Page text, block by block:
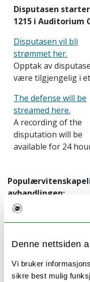
Denne nettsiden
Vi bruker
sikre best mulig
Disputasen
1215 i Auditorium
Disputasen vil bli
strømmet her.
Opptak av
være tilgjengelig i
The defense will be
streamed here.
A recording of the
disputation will be
available for 24
avhandlingen:
Cancer remains a
worldwide.
tumors. In this
particles called
by working with the